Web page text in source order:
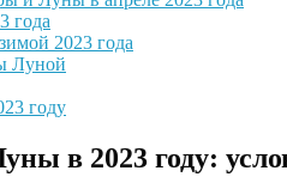
года
2023 года
Луной
году
в 2023 году: